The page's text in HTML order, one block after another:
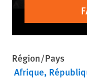
Région/Pays
Afrique